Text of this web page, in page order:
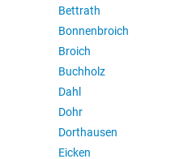
Bettrath
Bonnenbroich
Broich
Buchholz
Dahl
Dohr
Dorthausen
Eicken